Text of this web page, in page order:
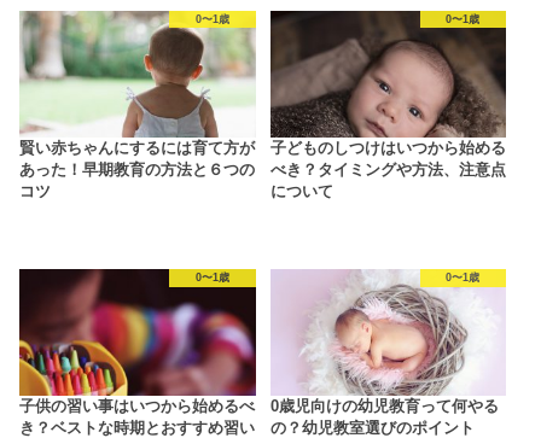
0〜1歳
賢い赤ちゃんにするには育て方が
あった！早期教育の方法と６つの
コツ
0〜1歳
子どものしつけはいつから始める
べき？タイミングや方法、注意点
について
0〜1歳
子供の習い事はいつから始めるべ
き？ベストな時期とおすすめ習い
0〜1歳
0歳児向けの幼児教育って何やる
の？幼児教室選びのポイント